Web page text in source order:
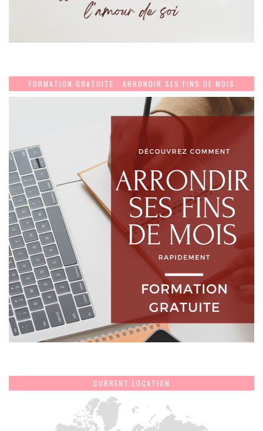
FORMATION GRATUITE : ARRONDIR SES FINS DE MOIS
CURRENT LOCATION